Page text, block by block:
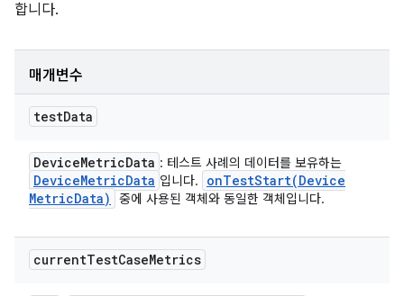
합니다.
매개변수
testData
DeviceMetricData : 테스트 사례의 데이터를 보유하는
DeviceMetricData 입니다. onTestStart(Device
MetricData) 중에 사용된 객체와 동일한 객체입니다.
currentTestCaseMetrics